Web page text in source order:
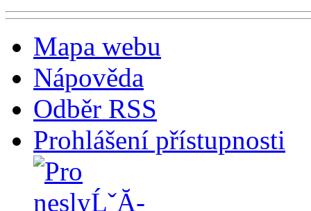
Mapa webu
Nápověda
Odběr RSS
Prohlášení přístupnosti